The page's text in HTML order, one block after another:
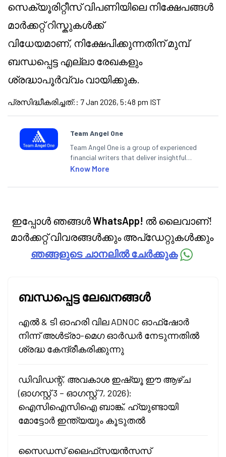
സെക്യൂരിറ്റീസ് വിപണിയിലെ നിക്ഷേപങ്ങൾ
മാർക്കറ്റ് റിസ്കുകൾക്ക്
വിധേയമാണ്, നിക്ഷേപിക്കുന്നതിന് മുമ്പ്
ബന്ധപ്പെട്ട എല്ലാ രേഖകളും
ശ്രദ്ധാപൂർവ്വം വായിക്കുക.
പ്രസിദ്ധീകരിച്ചത്: : 7 Jan 2026, 5:48 pm IST
Team Angel One
Team Angel One is a group of experienced
financial writers that deliver insightful
articles on the stock market, IPO, economy,
categories.
Know More
ഇപ്പോൾ ഞങ്ങൾWhatsApp! ൽ ലൈവാണ്!
മാർക്കറ്റ് വിവരങ്ങൾക്കും അപ്‌ഡേറ്റുകൾക്കും
ഞങ്ങളുടെ ചാനലിൽ ചേർക്കുക
ബന്ധപ്പെട്ട ലേഖനങ്ങൾ
എൽ & ടി ഓഹരി വില ADNOC ഓഫ്‌ഷോർ
നിന്ന് അൾട്രാ-മെഗ ഓർഡർ നേടുന്നതിൽ
ശ്രദ്ധ കേന്ദ്രീകരിക്കുന്നു
ഡിവിഡന്റ്, അവകാശ ഇഷ്യൂ ഈ ആഴ്ച
(ഓഗസ്റ്റ് 3 – ഓഗസ്റ്റ് 7, 2026):
ഐസിഐസിഐ ബാങ്ക്, ഹ്യുണ്ടായി
മോട്ടോർ ഇന്ത്യയും കൂടുതൽ
സൈഡസ് ലൈഫ്‌സയൻസസ്